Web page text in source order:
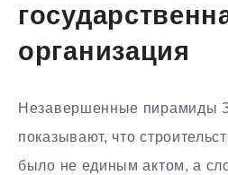
организация
Незавершенные пирамиды
показывают, что
было не единым актом, а